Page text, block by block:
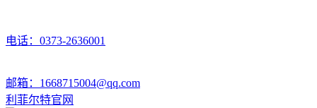
电话：0373-2636001
邮箱：1668715004@qq.com
利菲尔特官网